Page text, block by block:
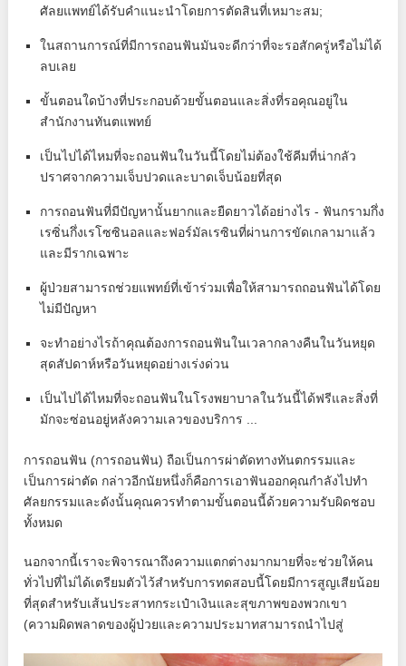
ศัลยแพทย์ได้รับคำแนะนำโดยการตัดสินที่เหมาะสม;
ในสถานการณ์ที่มีการถอนฟันมันจะดีกว่าที่จะรอสักครู่หรือไม่ได้
ลบเลย
ขั้นตอนใดบ้างที่ประกอบด้วยขั้นตอนและสิ่งที่รอคุณอยู่ใน
สำนักงานทันตแพทย์
เป็นไปได้ไหมที่จะถอนฟันในวันนี้โดยไม่ต้องใช้คีมที่น่ากลัว
ปราศจากความเจ็บปวดและบาดเจ็บน้อยที่สุด
การถอนฟันที่มีปัญหานั้นยากและยืดยาวได้อย่างไร - ฟันกรามกึ่ง
เรซิ่นกึ่งเรโซซินอลและฟอร์มัลเรซินที่ผ่านการขัดเกลามาแล้ว
และมีรากเฉพาะ
ผู้ป่วยสามารถช่วยแพทย์ที่เข้าร่วมเพื่อให้สามารถถอนฟันได้โดย
ไม่มีปัญหา
จะทำอย่างไรถ้าคุณต้องการถอนฟันในเวลากลางคืนในวันหยุด
สุดสัปดาห์หรือวันหยุดอย่างเร่งด่วน
เป็นไปได้ไหมที่จะถอนฟันในโรงพยาบาลในวันนี้ได้ฟรีและสิ่งที่
มักจะซ่อนอยู่หลังความเลวของบริการ ...
การถอนฟัน (การถอนฟัน) ถือเป็นการผ่าตัดทางทันตกรรมและ
เป็นการผ่าตัด กล่าวอีกนัยหนึ่งก็คือการเอาฟันออกคุณกำลังไปทำ
ศัลยกรรมและดังนั้นคุณควรทำตามขั้นตอนนี้ด้วยความรับผิดชอบ
ทั้งหมด
นอกจากนี้เราจะพิจารณาถึงความแตกต่างมากมายที่จะช่วยให้คน
ทั่วไปที่ไม่ได้เตรียมตัวไว้สำหรับการทดสอบนี้โดยมีการสูญเสียน้อย
ที่สุดสำหรับเส้นประสาทกระเป๋าเงินและสุขภาพของพวกเขา
(ความผิดพลาดของผู้ป่วยและความประมาทสามารถนำไปสู่